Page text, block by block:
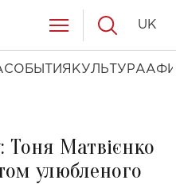
СОБЫТИЯ КУЛЬТУРА
UK
Тоня Матвієнко
улюбленого